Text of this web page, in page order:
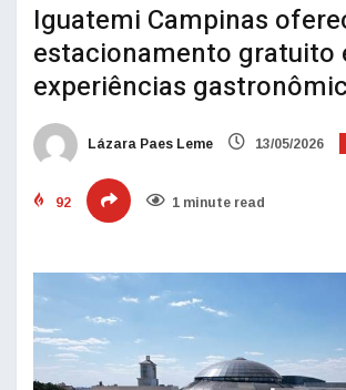
Iguatemi Campinas
estacionamento gratuito
experiências
Lázara Paes Leme 13/05/2026
92 1 minute read